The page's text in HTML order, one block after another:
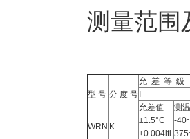
测量范围
型 号 分 度 号
允 差 等 级
允差值
测
WRN K
±1.5°C
-
±0.004ltl